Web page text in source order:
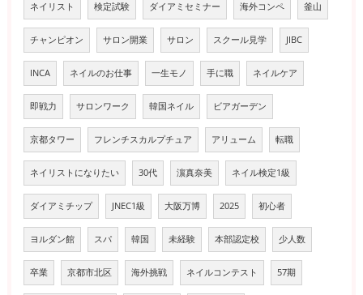
ネイリスト 検定試験 ダイアミセミナー 海外コンペ 釜山
チャンピオン サロン開業 サロン スクール見学 JIBC
INCA ネイルのお仕事 一生モノ 手に職 ネイルケア
即戦力 サロンワーク 韓国ネイル ビアガーデン
京都タワー フレンチスカルプチュア アリューム 転職
ネイリストになりたい 30代 濵真奈美 ネイル検定1級
ダイアミチップ JNEC1級 大阪万博 2025 初心者
ヨルダン館 スパ 韓国 未経験 本部認定校 少人数
卒業 京都市北区 海外挑戦 ネイルコンテスト 57期